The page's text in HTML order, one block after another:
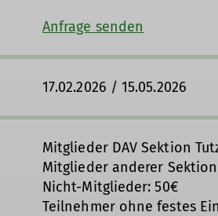
Anfrage senden
17.02.2026 / 15.05.2026
Mitglieder DAV Sektion
Mitglieder anderer
Nicht-Mitglieder: 50€
Teilnehmer ohne festes